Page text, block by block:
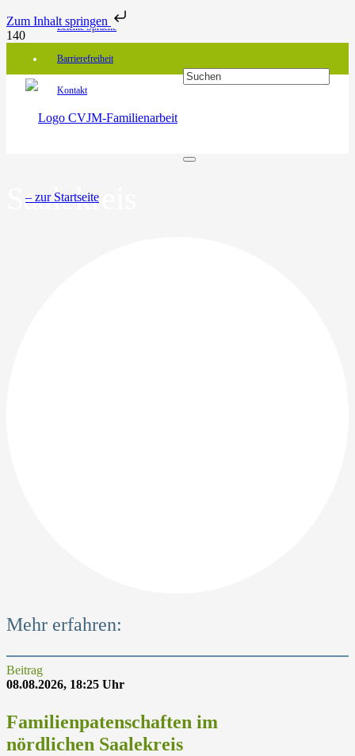
Zum Inhalt springen
Leichte Sprache
Barrierefreiheit
Kontakt
Saalekreis
Mehr erfahren:
Beitrag
08.08.2026, 18:25 Uhr
Familienpatenschaften im
nördlichen Saalekreis